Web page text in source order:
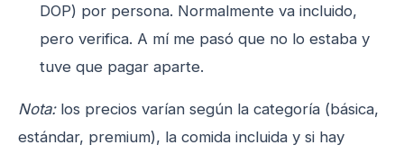
DOP) por persona. Normalmente va incluido,
pero verifica. A mí me pasó que no lo estaba y
tuve que pagar aparte.
Nota:los precios varían según la categoría (básica,
estándar, premium), la comida incluida y si hay